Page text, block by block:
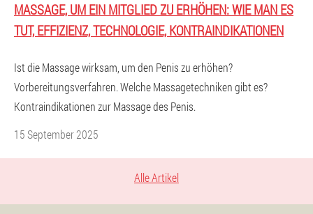
MASSAGE, UM EIN MITGLIED ZU ERHÖHEN: WIE MAN ES
TUT, EFFIZIENZ, TECHNOLOGIE, KONTRAINDIKATIONEN
Ist die Massage wirksam, um den Penis zu erhöhen?
Vorbereitungsverfahren. Welche Massagetechniken gibt es?
Kontraindikationen zur Massage des Penis.
15 September 2025
Alle Artikel